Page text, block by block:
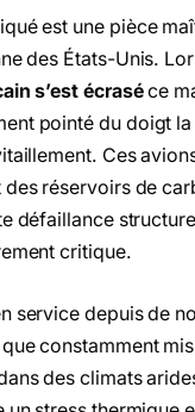
est une pièce
des États-Unis.
s’est écraséce
pointé du doigt
Ces
des réservoirs de
défaillance
critique.
service depuis de
constamment mis
des climats